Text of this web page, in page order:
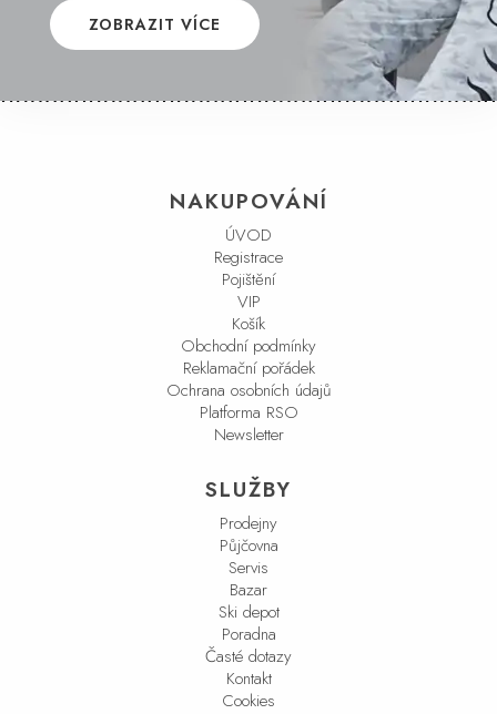
ZOBRAZIT VÍCE
NAKUPOVÁNÍ
ÚVOD
Registrace
Pojištění
VIP
Košík
Obchodní podmínky
Reklamační pořádek
Ochrana osobních údajů
Platforma RSO
Newsletter
SLUŽBY
Prodejny
Půjčovna
Servis
Bazar
Ski depot
Poradna
Časté dotazy
Kontakt
Cookies